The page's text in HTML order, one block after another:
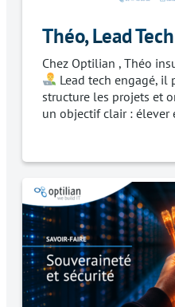
Théo, Lead Tech
Chez Optilian , Théo
Lead tech engagé,
structure les projets et
un objectif clair : élever